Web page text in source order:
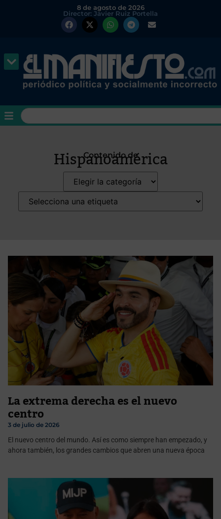
8 de agosto de 2026
Director: Javier Ruiz Portella
Contenido de
Hispanoamérica
La extrema derecha es el nuevo
centro
3 de julio de 2026
El nuevo centro del mundo. Así es como siempre han empezado, y
ahora también, los grandes cambios que abren una nueva época